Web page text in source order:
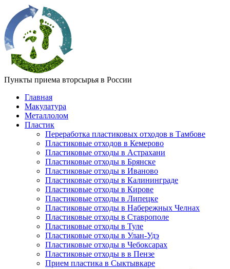
Пункты приема вторсырья в России
Главная
Макулатура
Металлолом
Пластик
Переработка пластиковых отходов в Тамбове
Пластиковые отходов в Кемерово
Пластиковые отходы в Астрахани
Пластиковые отходы в Брянске
Пластиковые отходы в Иваново
Пластиковые отходы в Калининграде
Пластиковые отходы в Кирове
Пластиковые отходы в Липецке
Пластиковые отходы в Набережных Челнах
Пластиковые отходы в Ставрополе
Пластиковые отходы в Туле
Пластиковые отходы в Улан-Удэ
Пластиковые отходы в Чебоксарах
Пластиковые отходы в в Пензе
Прием пластика в Сыктывкаре